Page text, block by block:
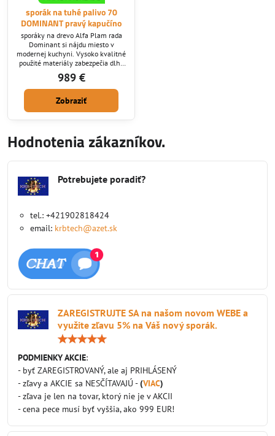
sporák na tuhé palivo 70
DOMINANT pravý kapučíno
sporáky na drevo Alfa Plam rada
Dominant si nájdu miesto v
modernej kuchyni. Vysoko kvalitné
použité materiály zabezpečia dlhú
životnosť. Dymovod ktorý
potrebujete nám zadajte pri
vypisovaní objednávky: horný/
zadný /bočný. - ECO Design norma :
989 €
Zobraziť
Hodnotenia zákazníkov.
Potrebujete poradiť?
tel.: +421902818424
email: krbtech@azet.sk
ZAREGISTRUJTE SA na našom novom WEBE a
využite zľavu 5% na Váš nový sporák.
PODMIENKY AKCIE:
- byť ZAREGISTROVANÝ, ale aj PRIHLÁSENÝ
- zľavy a AKCIE sa NESČÍTAVAJÚ -(VIAC)
- zľava je len na tovar, ktorý nie je v AKCII
- cena pece musí byť vyššia, ako 999 EUR!